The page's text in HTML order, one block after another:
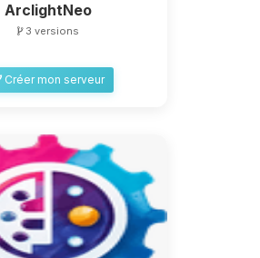
ArclightNeo
3 versions
Créer mon serveur